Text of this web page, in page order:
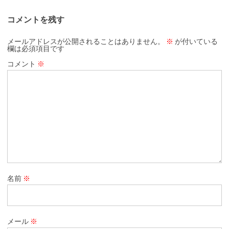
コメントを残す
メールアドレスが公開されることはありません。 ※ が付いている
欄は必須項目です
コメント ※
名前 ※
メール ※